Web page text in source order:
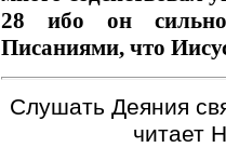
28 ибо он сильно
Писаниями, что
Слушать Деяния
читает